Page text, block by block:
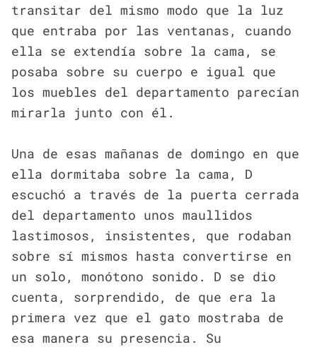
transitar del mismo modo que la luz
que entraba por las ventanas, cuando
ella se extendía sobre la cama, se
posaba sobre su cuerpo e igual que
los muebles del departamento parecían
mirarla junto con él.
Una de esas mañanas de domingo en que
ella dormitaba sobre la cama, D
escuchó a través de la puerta cerrada
del departamento unos maullidos
lastimosos, insistentes, que rodaban
sobre sí mismos hasta convertirse en
un solo, monótono sonido. D se dio
cuenta, sorprendido, de que era la
primera vez que el gato mostraba de
esa manera su presencia. Su